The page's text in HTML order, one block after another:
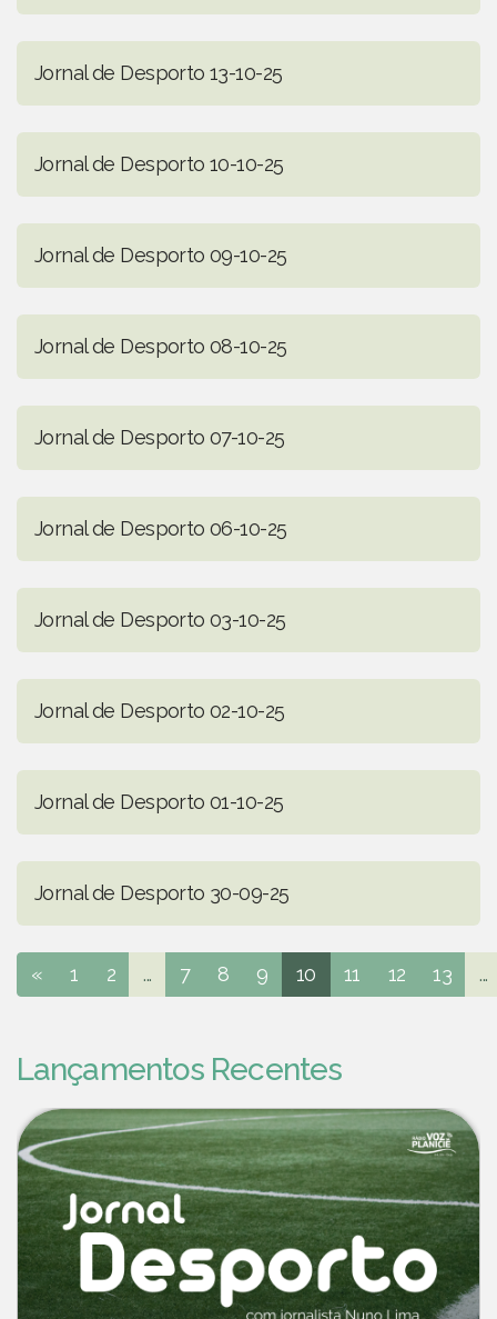
Jornal de Desporto 13-10-25
Jornal de Desporto 10-10-25
Jornal de Desporto 09-10-25
Jornal de Desporto 08-10-25
Jornal de Desporto 07-10-25
Jornal de Desporto 06-10-25
Jornal de Desporto 03-10-25
Jornal de Desporto 02-10-25
Jornal de Desporto 01-10-25
Jornal de Desporto 30-09-25
« 1 2 ... 7 8 9 10 11 12 13 ...
Lançamentos Recentes